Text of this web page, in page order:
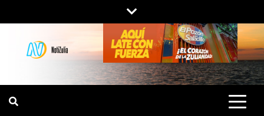
al
contenido
NOTIZULIA
NOTICIAS DEL ZULIA, VENEZUELA Y
DE INTERÉS GENERAL.